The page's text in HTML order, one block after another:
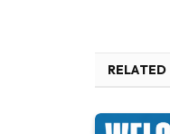
RELATED